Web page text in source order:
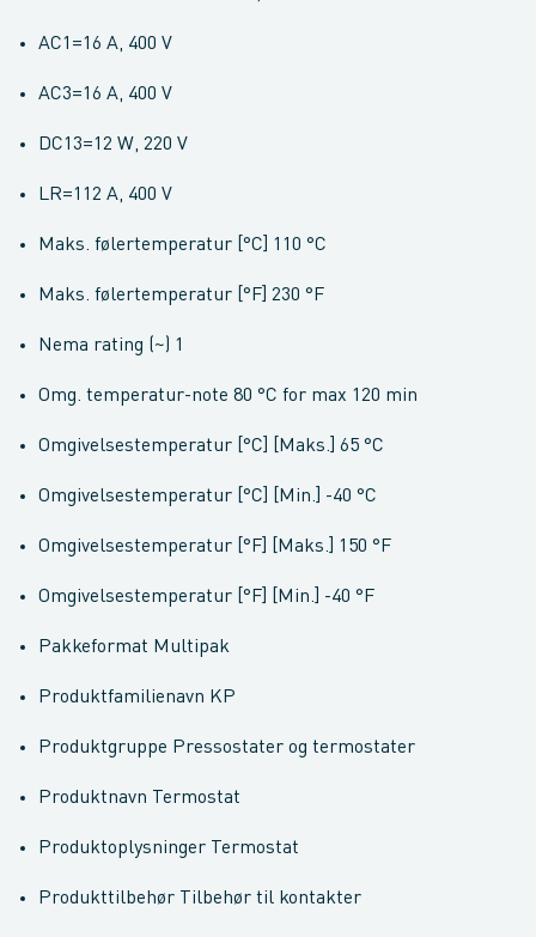
AC1=16 A, 400 V
AC3=16 A, 400 V
DC13=12 W, 220 V
LR=112 A, 400 V
Maks. følertemperatur [°C] 110 °C
Maks. følertemperatur [°F] 230 °F
Nema rating (~) 1
Omg. temperatur-note 80 °C for max 120 min
Omgivelsestemperatur [°C] [Maks.] 65 °C
Omgivelsestemperatur [°C] [Min.] -40 °C
Omgivelsestemperatur [°F] [Maks.] 150 °F
Omgivelsestemperatur [°F] [Min.] -40 °F
Pakkeformat Multipak
Produktfamilienavn KP
Produktgruppe Pressostater og termostater
Produktnavn Termostat
Produktoplysninger Termostat
Produkttilbehør Tilbehør til kontakter